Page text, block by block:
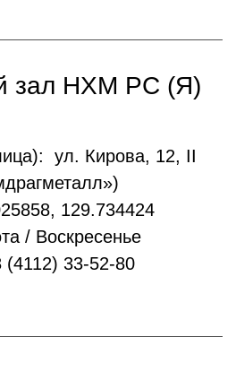
зал НХМ РС (Я)
ул. Кирова, 12, II
129.734424
/ Воскресенье
33-52-80